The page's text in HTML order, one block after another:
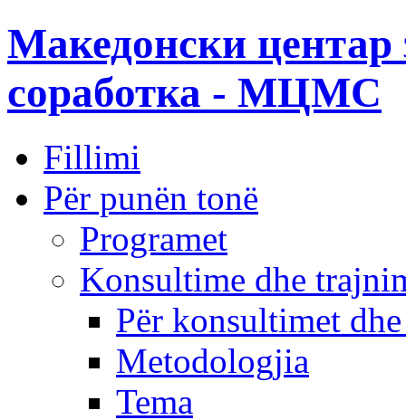
Македонски центар
соработка - МЦМС
Fillimi
Për punën tonë
Programet
Konsultime dhe
Për konsultimet
Metodologjia
Tema